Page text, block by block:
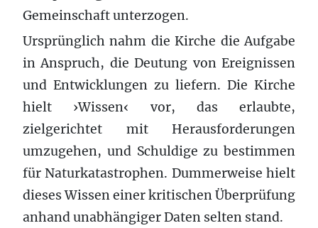
Gemeinschaft unterzogen.
Ursprünglich nahm die Kirche die Aufgabe
in Anspruch, die Deutung von Ereignissen
und Entwicklungen zu liefern. Die Kirche
hielt ›Wissen‹ vor, das erlaubte,
zielgerichtet mit Herausforderungen
umzugehen, und Schuldige zu bestimmen
für Naturkatastrophen. Dummerweise hielt
dieses Wissen einer kritischen Überprüfung
anhand unabhängiger Daten selten stand.